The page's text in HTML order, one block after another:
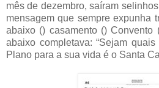
mês de dezembro, saíram
mensagem que sempre expunha
abaixo () casamento () Convento
abaixo completava: “Sejam
Plano para a sua vida é o Santa